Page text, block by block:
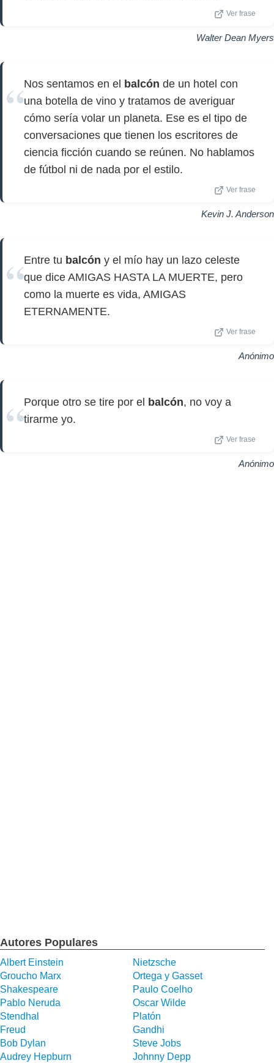
Ver frase
Walter Dean Myers
Nos sentamos en el balcón de un hotel con
una botella de vino y tratamos de averiguar
cómo sería volar un planeta. Ese es el tipo de
conversaciones que tienen los escritores de
ciencia ficción cuando se reúnen. No hablamos
de fútbol ni de nada por el estilo.
Ver frase
Kevin J. Anderson
Entre tu balcón y el mío hay un lazo celeste
que dice AMIGAS HASTA LA MUERTE, pero
como la muerte es vida, AMIGAS
ETERNAMENTE.
Ver frase
Anónimo
Porque otro se tire por el balcón, no voy a
tirarme yo.
Ver frase
Anónimo
Autores Populares
Albert Einstein
Nietzsche
Groucho Marx
Ortega y Gasset
Shakespeare
Paulo Coelho
Pablo Neruda
Oscar Wilde
Stendhal
Platón
Freud
Gandhi
Bob Dylan
Steve Jobs
Audrey Hepburn
Johnny Depp